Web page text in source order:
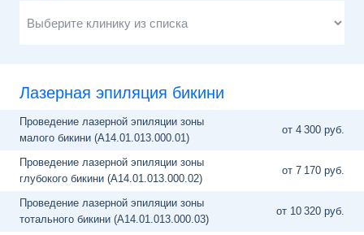
Лазерная эпиляция бикини
Проведение лазерной эпиляции зоны
малого бикини (A14.01.013.000.01)
от 4 300 руб.
Проведение лазерной эпиляции зоны
глубокого бикини (A14.01.013.000.02)
от 7 170 руб.
Проведение лазерной эпиляции зоны
тотального бикини (A14.01.013.000.03)
от 10 320 руб.